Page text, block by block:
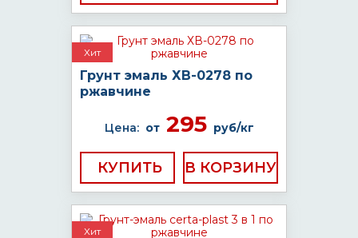
Хит
Грунт эмаль ХВ-0278 по
ржавчине
Цена: от295 руб/кг
КУПИТЬ
Хит